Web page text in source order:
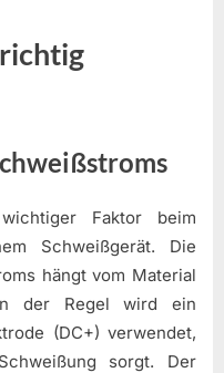
Faktor beim
Schweißgerät. Die
hängt vom Material
der Regel wird ein
(DC+) verwendet,
sorgt. Der